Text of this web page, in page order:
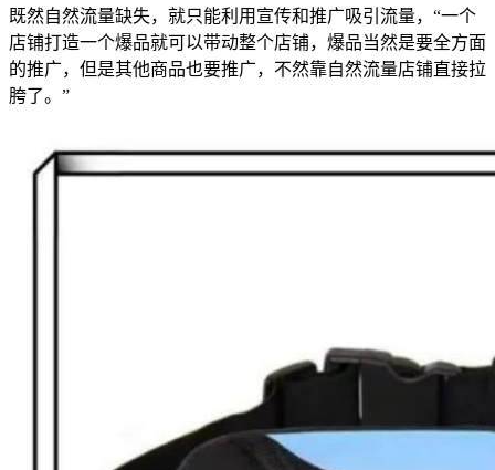
既然自然流量缺失，就只能利用宣传和推广吸引流量，“一个
店铺打造一个爆品就可以带动整个店铺，爆品当然是要全方面
的推广，但是其他商品也要推广，不然靠自然流量店铺直接拉
胯了。”